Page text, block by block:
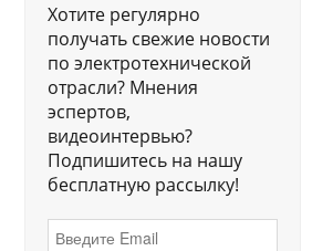
Хотите регулярно
получать свежие новости
по электротехнической
отрасли? Мнения
эспертов,
видеоинтервью?
Подпишитесь на нашу
бесплатную рассылку!